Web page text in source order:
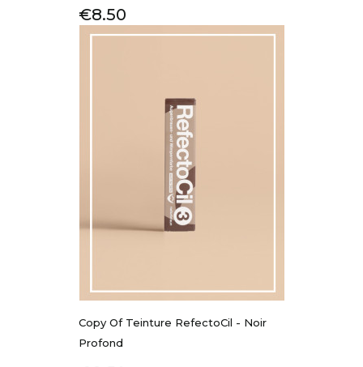
Price
€8.50
Copy Of Teinture RefectoCil - Noir
Profond